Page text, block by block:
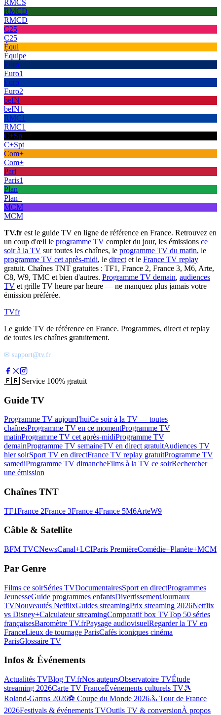
RMCS
RMCD
RMCD
C25
C25
Équi
Équipe
Euro
Euro1
Euro
Euro2
beIN
beIN1
RMC1
RMC1
C+Sp
C+Spt
Com+
Com+
Pari
Paris1
Plan
Plan+
MCM
MCM
TV.fr est le guide TV en ligne de référence en France. Retrouvez en
un coup d'œil le programme TV complet du jour, les émissions ce
soir à la TV sur toutes les chaînes, le programme TV du matin, le
programme TV cet après-midi, le direct et le France TV replay
gratuit. Chaînes TNT gratuites : TF1, France 2, France 3, M6, Arte,
C8, W9, TMC et bien d'autres. Programme TV demain, audiences
TV et grille TV heure par heure — ne manquez plus jamais votre
émission préférée.
TVfr
Le guide TV de référence en France. Programmes, direct et replay
de toutes les chaînes gratuitement.
✉ support@tv.fr
🇫🇷 Service 100% gratuit
Guide TV
Programme TV aujourd'huiCe soir à la TV — toutes
chaînesProgramme TV en ce momentProgramme TV
matinProgramme TV cet après-midiProgramme TV
demainProgramme TV semaineTV en direct gratuitAudiences TV
hier soirSport TV en directFrance TV replay gratuitProgramme TV
samediProgramme TV dimancheFilms à la TV ce soirRechercher
une émission
Chaînes TNT
TF1France 2France 3France 4France 5M6ArteW9
Câble & Satellite
BFM TVCNewsCanal+LCIParis PremièreComédie+Planète+MCM
Par Genre
Films ce soirSéries TVDocumentairesSport en directProgrammes
JeunesseGuide programmes enfantsDivertissementJournaux
TVNouveautés NetflixGuides streamingPrix streaming 2026Netflix
vs Disney+Calculateur streamingComparatif box TVTop 50 séries
françaisesBaromètre TV.frPaysage audiovisuelRegarder la TV en
FranceLieux de tournage ParisCafés iconiques cinéma
ParisGlossaire TV
Infos & Événements
Actualités TVBlog TV.frNos auteursObservatoire TVÉtude
streaming 2026Carte TV FranceÉvénements culturels TV🎾
Roland-Garros 2026⚽ Coupe du Monde 2026🚴 Tour de France
2026Festivals & événements TVOutils TV & conversionÀ propos